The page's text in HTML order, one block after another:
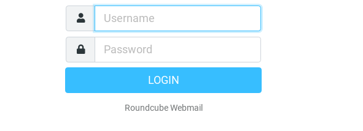
LOGIN
Roundcube Webmail